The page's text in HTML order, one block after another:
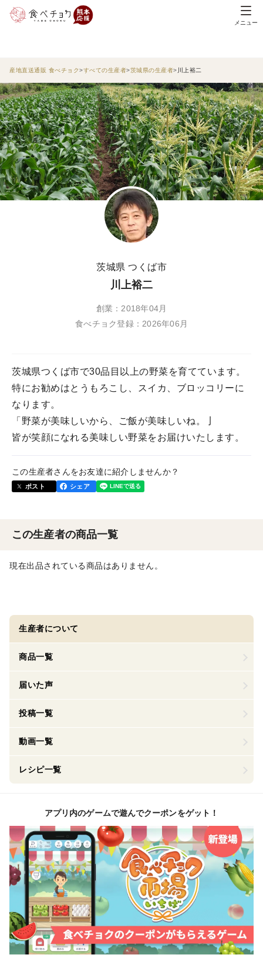
メニュー
産地直送通販 食べチョク すべての生産者 茨城県の生産者 川上裕二
茨城県 つくば市
川上裕二
創業：2018年04月
食べチョク登録：2026年06月
茨城県つくば市で30品目以上の野菜を育てています。
特にお勧めはとうもろこし、スイカ、ブロッコリーに
なります。
「野菜が美味しいから、ご飯が美味しいね。亅
皆が笑顔になれる美味しい野菜をお届けいたします。
この生産者さんをお友達に紹介しませんか？
ポスト シェア
この生産者の商品一覧
現在出品されている商品はありません。
生産者について
商品一覧
届いた声
投稿一覧
動画一覧
レシピ一覧
アプリ内のゲームで遊んでクーポンをゲット！